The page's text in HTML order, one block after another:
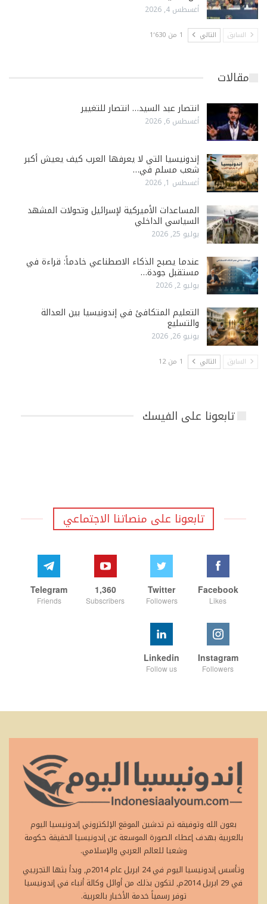
أغسطس 4, 2026
السابق التالي 1 من 1٬630
مقالات
انتصار عبد السيد… انتصار للتغيير
أغسطس 6, 2026
إندونيسيا التي لا يعرفها العرب كيف يعيش أكبر
شعب مسلم في…
أغسطس 1, 2026
المساعدات الأميركية لإسرائيل وتحولات المشهد
السياسي الداخلي
يوليو 25, 2026
عندما يصبح الذكاء الاصطناعي خادماً: قراءة في
مستقبل جودة…
يوليو 2, 2026
التعليم المتكافئ في إندونيسيا بين العدالة
والتسليع
يونيو 26, 2026
السابق التالي 1 من 12
تابعونا على الفيسك
تابعونا على منصاتنا الاجتماعي
Facebook
Likes
Twitter
Followers
1,360
Subscribers
Telegram
Friends
Instagram
Followers
Linkedin
Follow us
بعون الله وتوفيقه تم تدشين الموقع الإلكتروني إندونيسيا اليوم
بالعربية بهدف إعطاء الصورة الموسعة عن إندونيسيا الحقيقة حكومة
وشعبا للعالم العربي والإسلامي.
وتأسس إندونيسيا اليوم في 24 ابريل عام 2014م, وبدأ بثها التجريبي
في 29 ابريل 2014م, لتكون بذلك من أوائل وكالة أنباء في إندونيسيا
توفر رسمياً خدمة الأخبار بالعربية.